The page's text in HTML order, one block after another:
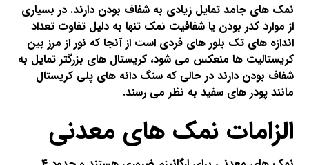
نمک های جامد تمایل زیادی به شفاف بودن دارند. در بسیاری
از موارد کدر بودن یا شفافیت نمک تنها به دلیل تفاوت تعداد
اندازه های تک بلور های فردی است از آنجا که نور از مرز بین
کریستالیت ها منعکس می شود، کریستال های بزرگتر تمایل به
شفاف بودن دارند در حالی که سنگ دانه های پلی کریستال
مانند پودر های سفید به نظر می رسند.
الزامات نمک های معدنی